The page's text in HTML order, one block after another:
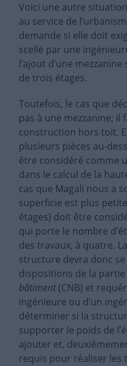
Voici une autre
au service de
demande si elle doit
scellé par une
l’ajout d’une
de trois étages.
Toutefois, le cas que
pas à une mezzanine;
construction hors toit.
plusieurs pièces au-
être considéré comme
dans le calcul de la
cas que Magali nous a
superficie est plus
étages) doit être
qui porte le nombre
des travaux, à quatre.
structure devra donc
dispositions de la partie
bâtiment(CNB) et
ingénieure ou d’un
déterminer si la
supporter le poids de
ajouter et,
requis pour réaliser les